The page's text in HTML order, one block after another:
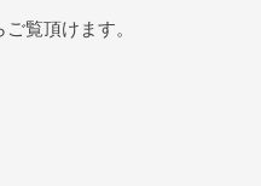
覧頂けます。